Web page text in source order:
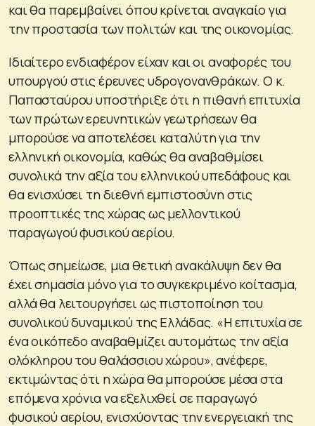
και θα παρεμβαίνει όπου κρίνεται αναγκαίο για
την προστασία των πολιτών και της οικονομίας.
Ιδιαίτερο ενδιαφέρον είχαν και οι αναφορές του
υπουργού στις έρευνες υδρογονανθράκων. Ο κ.
Παπασταύρου υποστήριξε ότι η πιθανή επιτυχία
των πρώτων ερευνητικών γεωτρήσεων θα
μπορούσε να αποτελέσει καταλύτη για την
ελληνική οικονομία, καθώς θα αναβαθμίσει
συνολικά την αξία του ελληνικού υπεδάφους και
θα ενισχύσει τη διεθνή εμπιστοσύνη στις
προοπτικές της χώρας ως μελλοντικού
παραγωγού φυσικού αερίου.
Όπως σημείωσε, μια θετική ανακάλυψη δεν θα
έχει σημασία μόνο για το συγκεκριμένο κοίτασμα,
αλλά θα λειτουργήσει ως πιστοποίηση του
συνολικού δυναμικού της Ελλάδας. «Η επιτυχία σε
ένα οικόπεδο αναβαθμίζει αυτομάτως την αξία
ολόκληρου του θαλάσσιου χώρου», ανέφερε,
εκτιμώντας ότι η χώρα θα μπορούσε μέσα στα
επόμενα χρόνια να εξελιχθεί σε παραγωγό
φυσικού αερίου, ενισχύοντας την ενεργειακή της